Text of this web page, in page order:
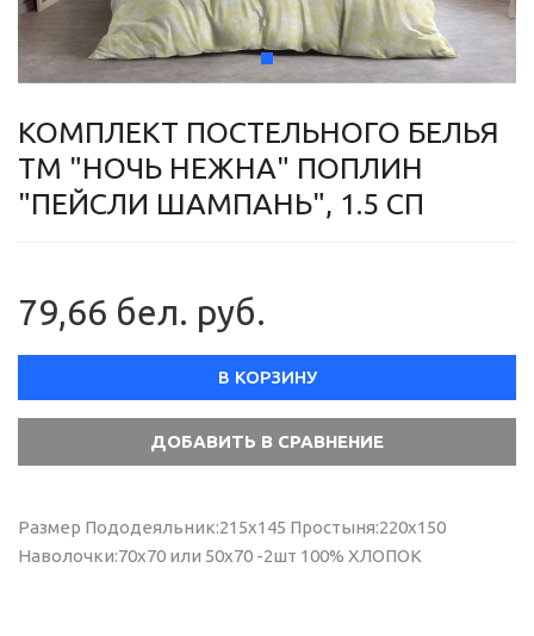
КОМПЛЕКТ ПОСТЕЛЬНОГО БЕЛЬЯ
ТМ "НОЧЬ НЕЖНА" ПОПЛИН
"ПЕЙСЛИ ШАМПАНЬ", 1.5 СП
79,66 бел. руб.
В КОРЗИНУ
Размер Пододеяльник:215х145 Простыня:220х150
Наволочки:70х70 или 50х70 -2шт 100% ХЛОПОК